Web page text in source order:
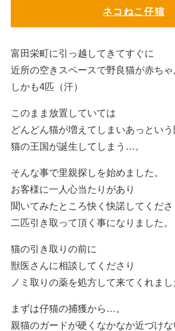
ネコねこ仔猫
富田栄町に引っ越してきてすぐに
近所の空きスペースで野良猫が赤ちゃ
しかも4匹（汗）
このまま放置していては
どんどん猫が増えてしまいあっという
猫の王国が誕生してしまう…。
そんな事で里親探しを始めました。
お客様に一人心当たりがあり
聞いてみたところ快く快諾してくださ
二匹引き取って頂く事になりました。
猫の引き取りの前に
獣医さんに相談してくださり
ノミ取りの薬を処方して来てくれまし
まずは仔猫の捕獲から…。
親猫のガードが硬くなかなか近づけな